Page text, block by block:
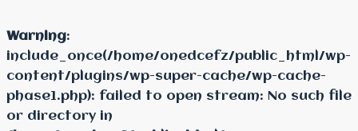
Warning:
include_once(/home/onedcefz/public_html/wp-
content/plugins/wp-super-cache/wp-cache-
phase1.php): failed to open stream: No such file
or directory in